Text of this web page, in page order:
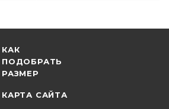
КАК
ПОДОБРАТЬ
РАЗМЕР
КАРТА САЙТА